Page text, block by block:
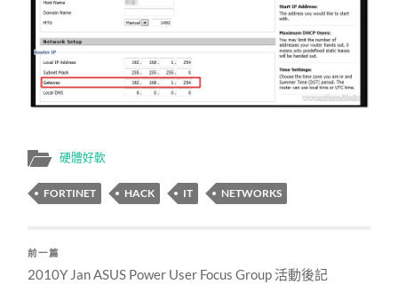
硬體好軟
FORTINET HACK IT NETWORKS
前一篇
2010Y Jan ASUS Power User Focus Group 活動後記